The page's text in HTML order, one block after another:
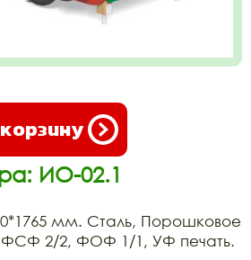
ИО-02.1
мм. Сталь, Порошковое
ФСФ 2/2, ФОФ 1/1, УФ печать.